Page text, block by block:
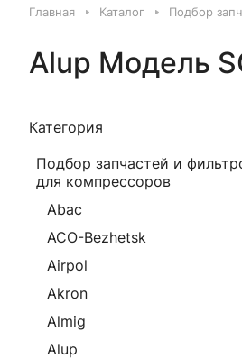
Главная Каталог Подбор
Alup Модель
Категория
Подбор запчастей и
для компрессоров
Abac
ACO-Bezhetsk
Airpol
Akron
Almig
Alup